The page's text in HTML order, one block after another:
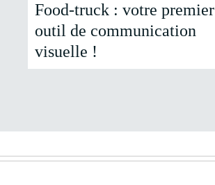
Food-truck : votre premier
outil de communication
visuelle !